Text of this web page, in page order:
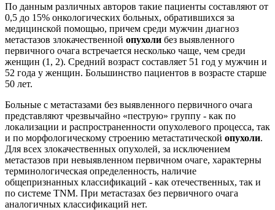
По данным различных авторов такие пациенты составляют от
0,5 до 15% онкологических больных, обратившихся за
медицинской помощью, причем среди мужчин диагноз
метастазов злокачественной опухоли без выявленного
первичного очага встречается несколько чаще, чем среди
женщин (1, 2). Средний возраст составляет 51 год у мужчин и
52 года у женщин. Большинство пациентов в возрасте старше
50 лет.
Больные с метастазами без выявленного первичного очага
представляют чрезвычайно «пеструю» группу - как по
локализации и распространенности опухолевого процесса, так
и по морфологическому строению метастатической опухоли.
Для всех злокачественных опухолей, за исключением
метастазов при невыявленном первичном очаге, характерны
терминологическая определенность, наличие
общепризнанных классификаций - как отечественных, так и
по системе TNM. При метастазах без первичного очага
аналогичных классификаций нет.